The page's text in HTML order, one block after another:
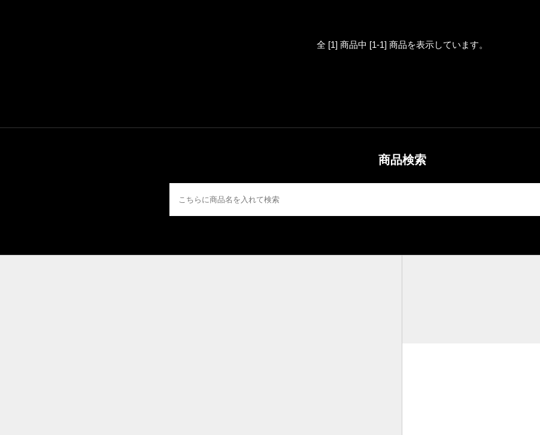
全 [1] 商品中 [1-1] 商品を表示しています。
商品検索